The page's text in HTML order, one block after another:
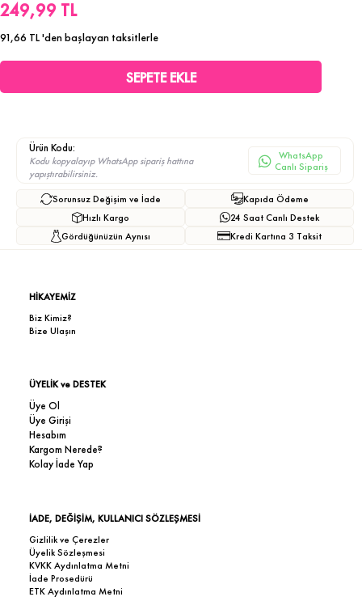
249,99 TL
91,66 TL'den başlayan taksitlerle
Ürün Kodu:
Kodu kopyalayıp WhatsApp sipariş hattına
yapıştırabilirsiniz.
WhatsApp
Canlı Sipariş
Sorunsuz Değişim ve İade
Hızlı Kargo
Gördüğünüzün Aynısı
Kapıda Ödeme
24 Saat Canlı Destek
Kredi Kartına 3 Taksit
HİKAYEMİZ
Biz Kimiz?
Bize Ulaşın
ÜYELİK ve DESTEK
Üye Ol
Üye Girişi
Hesabım
Kargom Nerede?
Kolay İade Yap
İADE, DEĞİŞİM, KULLANICI SÖZLEŞMESİ
Gizlilik ve Çerezler
Üyelik Sözleşmesi
KVKK Aydınlatma Metni
İade Prosedürü
ETK Aydınlatma Metni